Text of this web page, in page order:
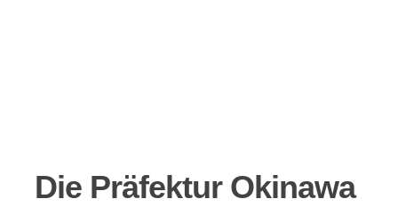
Die Präfektur Okinawa